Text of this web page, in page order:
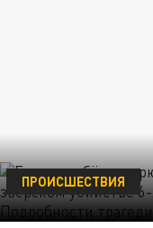
ПРОИСШЕСТВИЯ